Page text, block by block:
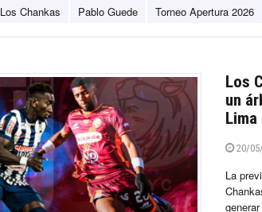
Los Chankas Pablo Guede Torneo Apertura 2026
Los
un
Lima
20/
La